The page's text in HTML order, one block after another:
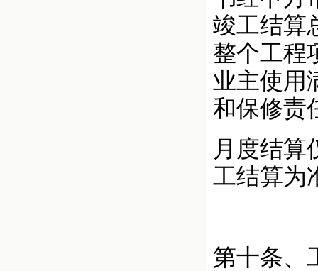
竣工结算
整个工程
业主使用
和保修责
月度结算
工结算为
第十条、